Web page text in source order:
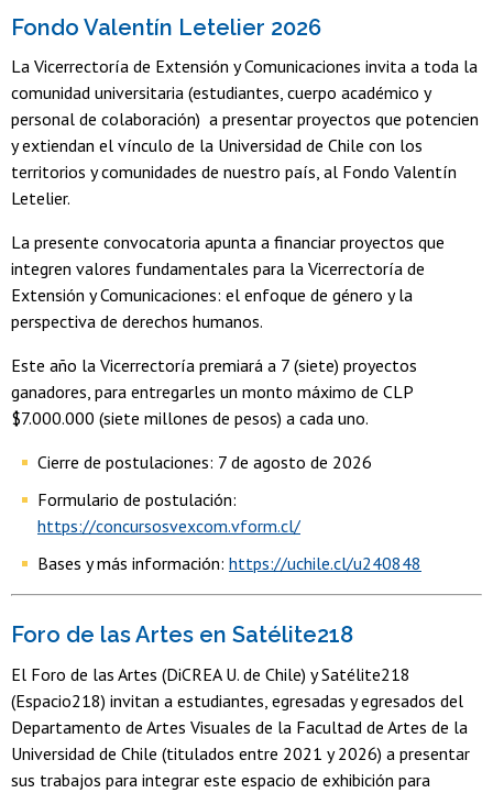
Fondo Valentín Letelier 2026
La Vicerrectoría de Extensión y Comunicaciones invita a toda la
comunidad universitaria (estudiantes, cuerpo académico y
personal de colaboración) a presentar proyectos que potencien
y extiendan el vínculo de la Universidad de Chile con los
territorios y comunidades de nuestro país, al Fondo Valentín
Letelier.
La presente convocatoria apunta a financiar proyectos que
integren valores fundamentales para la Vicerrectoría de
Extensión y Comunicaciones: el enfoque de género y la
perspectiva de derechos humanos.
Este año la Vicerrectoría premiará a 7 (siete) proyectos
ganadores, para entregarles un monto máximo de CLP
$7.000.000 (siete millones de pesos) a cada uno.
Cierre de postulaciones: 7 de agosto de 2026
Formulario de postulación:
https://concursosvexcom.vform.cl/
Bases y más información: https://uchile.cl/u240848
Foro de las Artes en Satélite218
El Foro de las Artes (DiCREA U. de Chile) y Satélite218
(Espacio218) invitan a estudiantes, egresadas y egresados del
Departamento de Artes Visuales de la Facultad de Artes de la
Universidad de Chile (titulados entre 2021 y 2026) a presentar
sus trabajos para integrar este espacio de exhibición para